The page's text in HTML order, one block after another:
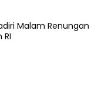
Malam Renungan